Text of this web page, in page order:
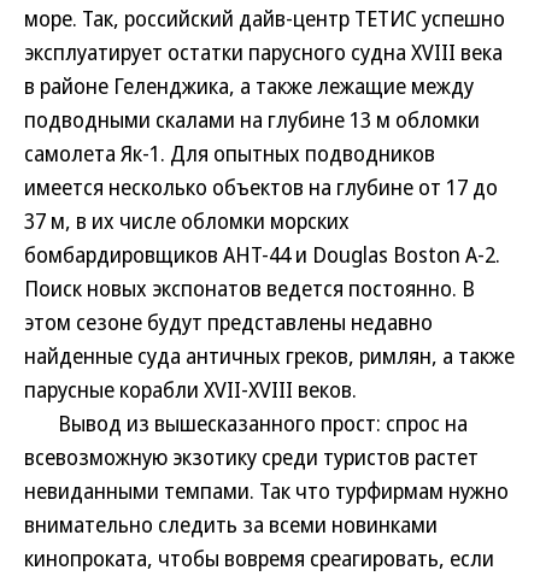
море. Так, российский дайв-центр ТЕТИС успешно
эксплуатирует остатки парусного судна XVIII века
в районе Геленджика, а также лежащие между
подводными скалами на глубине 13 м обломки
самолета Як-1. Для опытных подводников
имеется несколько объектов на глубине от 17 до
37 м, в их числе обломки морских
бомбардировщиков АНТ-44 и Douglas Boston А-2.
Поиск новых экспонатов ведется постоянно. В
этом сезоне будут представлены недавно
найденные суда античных греков, римлян, а также
парусные корабли XVII-XVIII веков.
Вывод из вышесказанного прост: спрос на
всевозможную экзотику среди туристов растет
невиданными темпами. Так что турфирмам нужно
внимательно следить за всеми новинками
кинопроката, чтобы вовремя среагировать, если